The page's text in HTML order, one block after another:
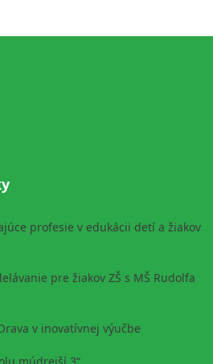
profesie v edukácii detí a žiakov
pre žiakov ZŠ s MŠ Rudolfa
v inovatívnej výučbe